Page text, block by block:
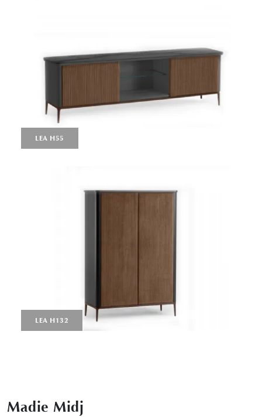
LEA H55
LEA H132
Madie Midj